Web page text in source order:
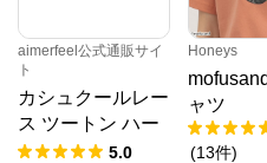
aimerfeel公式通販サイ
ト
カシュクールレー
ス ツートン ハー
フバックショーツ
5.0
Honeys
ャツ
(13件)
※外部サイ
クロスプラス　オンラ
N.O.R.C (ノーク)、
ダ) 、ATSURO TAYAMA（